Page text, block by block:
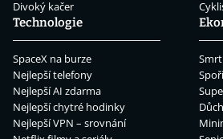
Divoký kačer
Technologie
SpaceX na burze
Nejlepší telefony
Nejlepší AI zdarma
Nejlepší chytré hodinky
Nejlepší VPN – srovnání
Smrt